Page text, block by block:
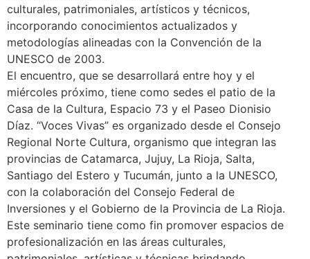
culturales, patrimoniales, artísticos y técnicos,
incorporando conocimientos actualizados y
metodologías alineadas con la Convención de la
UNESCO de 2003.
El encuentro, que se desarrollará entre hoy y el
miércoles próximo, tiene como sedes el patio de la
Casa de la Cultura, Espacio 73 y el Paseo Dionisio
Díaz. “Voces Vivas” es organizado desde el Consejo
Regional Norte Cultura, organismo que integran las
provincias de Catamarca, Jujuy, La Rioja, Salta,
Santiago del Estero y Tucumán, junto a la UNESCO,
con la colaboración del Consejo Federal de
Inversiones y el Gobierno de la Provincia de La Rioja.
Este seminario tiene como fin promover espacios de
profesionalización en las áreas culturales,